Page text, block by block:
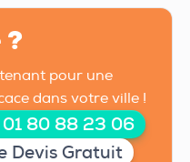
pour une
dans votre ville !
80 88 23 06
Devis Gratuit